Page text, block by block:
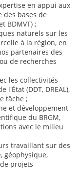
en appui aux
bases de
BDMVT) ;
naturels sur les
à la région, en
partenaires des
de recherches
les collectivités
(DDT, DREAL),
tâche ;
et développement
du BRGM,
avec le milieu
travaillant sur des
géophysique,
projets